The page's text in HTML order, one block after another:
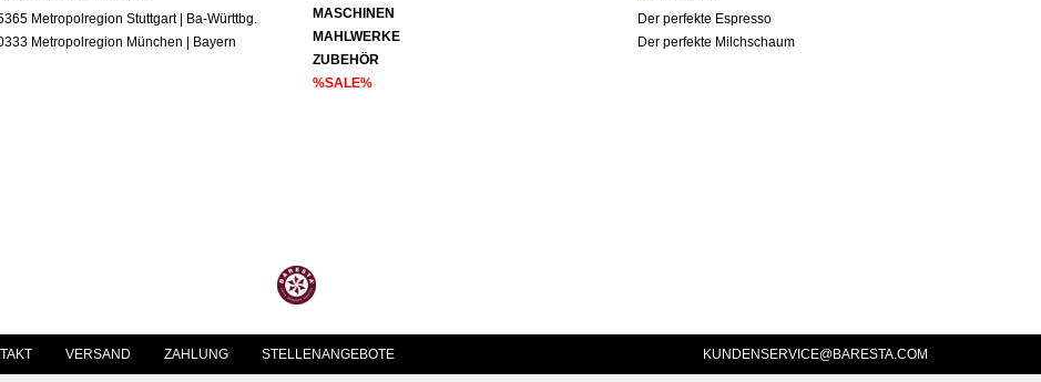
Metropolregion Stuttgart | Ba-Württbg.
Metropolregion München | Bayern
MASCHINEN
MAHLWERKE
ZUBEHÖR
%SALE%
Der perfekte Espresso
Der perfekte Milchschaum
VERSAND ZAHLUNG STELLENANGEBOTE KUNDENSERVICE@BARESTA.COM